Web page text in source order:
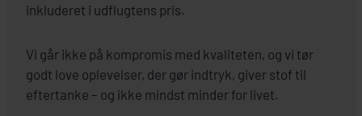
inkluderet i udflugtens pris.
Vi går ikke på kompromis med kvaliteten, og vi tør
godt love oplevelser, der gør indtryk, giver stof til
eftertanke – og ikke mindst minder for livet.